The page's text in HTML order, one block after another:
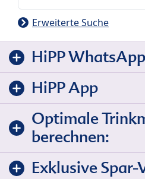
Erweiterte Suche
HiPP
HiPP App
Optimale
berechnen:
Exklusive